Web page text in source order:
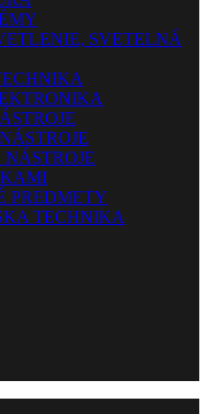
SVETELNÁ
PREDMETY
TECHNIKA